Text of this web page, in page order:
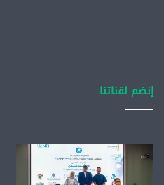
إنضم لقناتنا